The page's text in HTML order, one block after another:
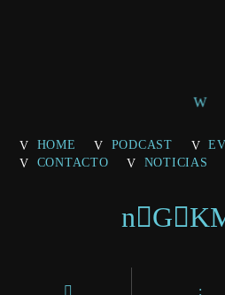
HOME PODCAST
CONTACTO
NOTICIAS